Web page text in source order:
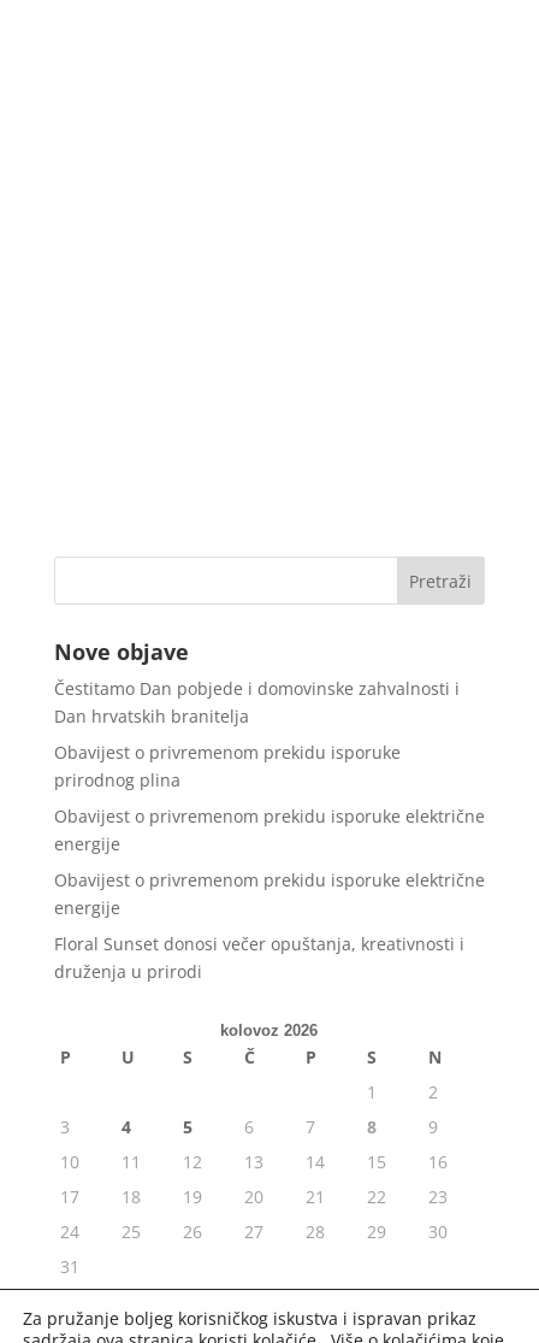
Nove objave
Čestitamo Dan pobjede i domovinske zahvalnosti i
Dan hrvatskih branitelja
Obavijest o privremenom prekidu isporuke
prirodnog plina
Obavijest o privremenom prekidu isporuke električne
energije
Obavijest o privremenom prekidu isporuke električne
energije
Floral Sunset donosi večer opuštanja, kreativnosti i
druženja u prirodi
kolovoz 2026
P U S Č P S
N
1
2
3
4 5 6 7 8
9
10
11 12 13 14 15
16
17
18 19 20 21 22
23
24
25 26 27 28 29
30
31
« srp
Za pružanje boljeg korisničkog iskustva i ispravan prikaz